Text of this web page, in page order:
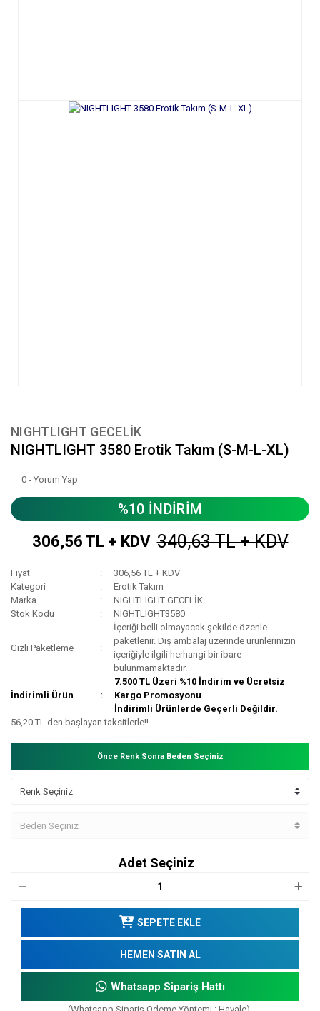
NIGHTLIGHT GECELİK
NIGHTLIGHT 3580 Erotik Takım (S-M-L-XL)
0 - Yorum Yap
%10 İNDİRİM
306,56 TL + KDV 340,63 TL + KDV
Fiyat
306,56 TL + KDV
Kategori
Erotik Takım
Marka
NIGHTLIGHT GECELİK
Stok Kodu
NIGHTLIGHT3580
Gizli Paketleme
İçeriği belli olmayacak şekilde özenle
paketlenir. Dış ambalaj üzerinde ürünlerinizin
içeriğiyle ilgili herhangi bir ibare
bulunmamaktadır.
İndirimli Ürün
7.500 TL Üzeri %10 İndirim ve Ücretsiz
Kargo Promosyonu
İndirimli Ürünlerde Geçerli Değildir.
56,20 TL den başlayan taksitlerle!!
Önce Renk Sonra Beden Seçiniz
Adet Seçiniz
SEPETE EKLE
HEMEN SATIN AL
Whatsapp Sipariş Hattı